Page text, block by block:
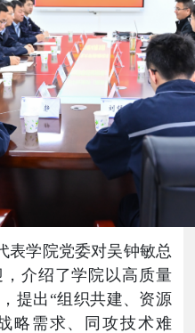
表学院党委对吴钟敏总
， 介绍了学院以高质量
提出 “组织共建、资源
略需求、同攻技术难